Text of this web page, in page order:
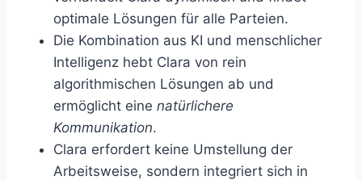
optimale Lösungen für alle Parteien.
Die Kombination aus KI und menschlicher
Intelligenz hebt Clara von rein
algorithmischen Lösungen ab und
ermöglicht eine natürlichere
Kommunikation.
Clara erfordert keine Umstellung der
Arbeitsweise, sondern integriert sich in